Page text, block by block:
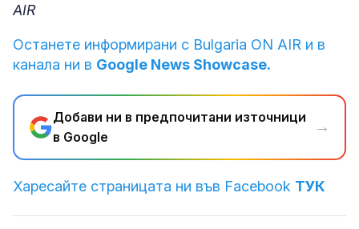
AIR
Останете информирани с Bulgaria ON AIR и в
канала ни в Google News Showcase.
Добави ни в предпочитани източници
в Google
→
Харесайте страницата ни във Facebook ТУК